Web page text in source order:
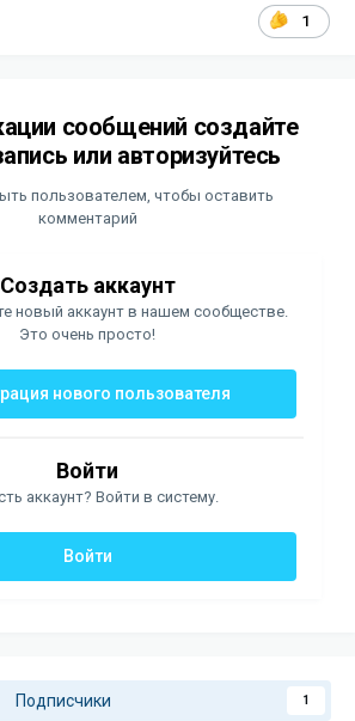
1
сообщений создайте
или авторизуйтесь
пользователем, чтобы оставить
комментарий
Создать аккаунт
новый аккаунт в нашем сообществе.
Это очень просто!
нового пользователя
Войти
аккаунт? Войти в систему.
Войти
Подписчики 1